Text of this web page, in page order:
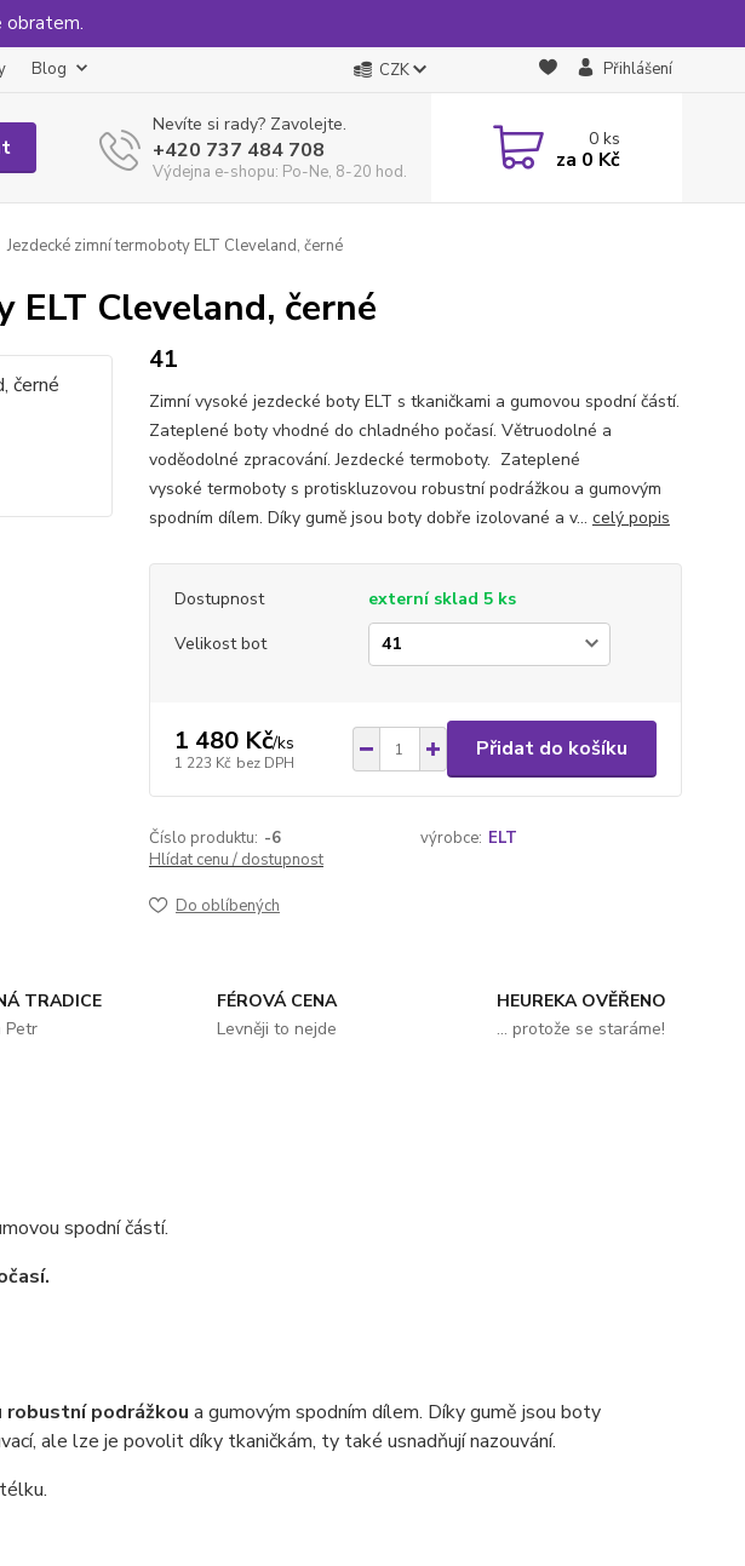
obratem.
Blog CZK Přihlášení
Nevíte si rady? Zavolejte.
+420 737 484 708
Výdejna e-shopu: Po-Ne, 8-20 hod.
0ks
za 0 Kč
Jezdecké zimní termoboty ELT Cleveland, černé
ELT Cleveland, černé
41
Zimní vysoké jezdecké boty ELT s tkaničkami a gumovou spodní částí.
Zateplené boty vhodné do chladného počasí. Větruodolné a
voděodolné zpracování. Jezdecké termoboty. Zateplené
vysoké termoboty s protiskluzovou robustní podrážkou a gumovým
spodním dílem. Díky gumě jsou boty dobře izolované a v... celý popis
Dostupnost
externí sklad 5 ks
Velikost bot
1 480 Kč/ks
1 223 Kč bez DPH
Přidat do košíku
Číslo produktu: -6 výrobce: ELT
Hlídat cenu / dostupnost
Do oblíbených
TRADICE
Petr
FÉROVÁ CENA
Levněji to nejde
HEUREKA OVĚŘENO
... protože se staráme!
spodní částí.
podrážkou a gumovým spodním dílem. Díky gumě jsou boty
ale lze je povolit díky tkaničkám, ty také usnadňují nazouvání.